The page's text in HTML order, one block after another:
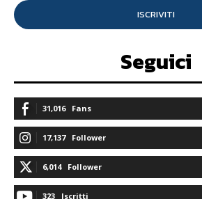
ISCRIVITI
Seguici
31,016 Fans
17,137 Follower
6,014 Follower
323 Iscritti